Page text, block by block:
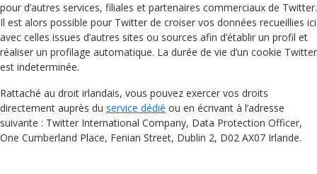
pour d’autres services, filiales et partenaires commerciaux de Twitter.
Il est alors possible pour Twitter de croiser vos données recueillies ici
avec celles issues d’autres sites ou sources afin d’établir un profil et
réaliser un profilage automatique. La durée de vie d’un cookie Twitter
est indeterminée.
Rattaché au droit irlandais, vous pouvez exercer vos droits
directement auprès du service dédié ou en écrivant à l’adresse
suivante : Twitter International Company, Data Protection Officer,
One Cumberland Place, Fenian Street, Dublin 2, D02 AX07 Irlande.